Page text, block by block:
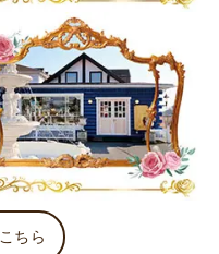
ちら